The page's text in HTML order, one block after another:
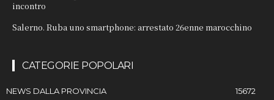
incontro
Salerno. Ruba uno smartphone: arrestato 26enne marocchino
CATEGORIE POPOLARI
NEWS DALLA PROVINCIA
15672